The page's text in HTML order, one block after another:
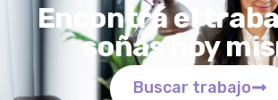
Encontrá el
soñas hoy
Buscar trabajo